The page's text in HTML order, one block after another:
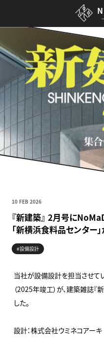
10 FEB 2026
『新建築』 2月号に
「新横浜食料品センター
#設備設計
当社が設備設計を担当させて
（2025年竣工）が、建築雑誌
した。
設計：株式会社ウミネコアーキ